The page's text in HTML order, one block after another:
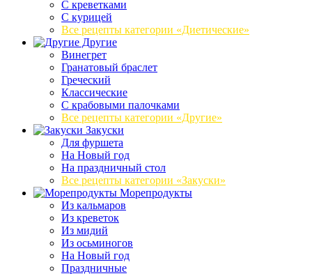
С креветками
С курицей
Все рецепты категории «Диетические»
Другие
Винегрет
Гранатовый браслет
Греческий
Классические
С крабовыми палочками
Все рецепты категории «Другие»
Закуски
Для фуршета
На Новый год
На праздничный стол
Все рецепты категории «Закуски»
Морепродукты
Из кальмаров
Из креветок
Из мидий
Из осьминогов
На Новый год
Праздничные